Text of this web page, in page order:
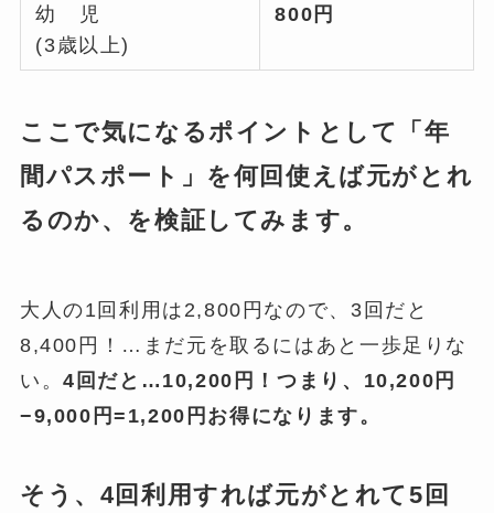
幼 児
(3歳以上)
800円
ここで気になるポイントとして「年
間パスポート」を何回使えば元がとれ
るのか、を検証してみます。
大人の1回利用は2,800円なので、3回だと
8,400円！…まだ元を取るにはあと一歩足りな
い。4回だと…10,200円！つまり、10,200円
−9,000円=1,200円お得になります。
そう、4回利用すれば元がとれて5回